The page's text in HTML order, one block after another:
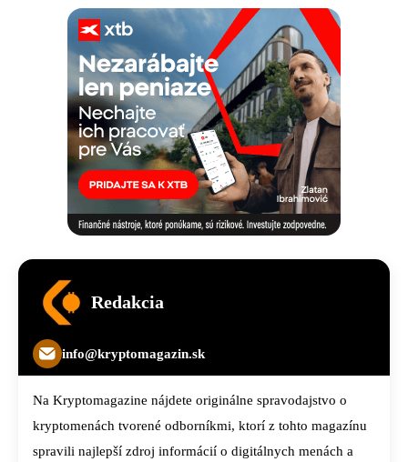
Redakcia
info@kryptomagazin.sk
Na Kryptomagazine nájdete originálne spravodajstvo o
kryptomenách tvorené odborníkmi, ktorí z tohto magazínu
spravili najlepší zdroj informácií o digitálnych menách a